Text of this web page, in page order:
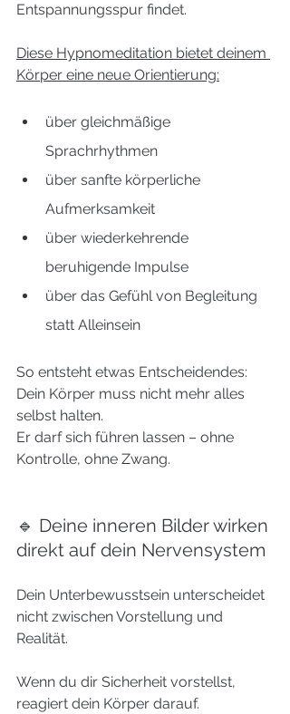
Entspannungsspur findet.
Diese Hypnomeditation bietet deinem
Körper eine neue Orientierung:
über gleichmäßige
Sprachrhythmen
über sanfte körperliche
Aufmerksamkeit
über wiederkehrende
beruhigende Impulse
über das Gefühl von Begleitung
statt Alleinsein
So entsteht etwas Entscheidendes:
Dein Körper muss nicht mehr alles
selbst halten.
Er darf sich führen lassen – ohne
Kontrolle, ohne Zwang.
🔹 Deine inneren Bilder wirken
direkt auf dein Nervensystem
Dein Unterbewusstsein unterscheidet
nicht zwischen Vorstellung und
Realität.
Wenn du dir Sicherheit vorstellst,
reagiert dein Körper darauf.